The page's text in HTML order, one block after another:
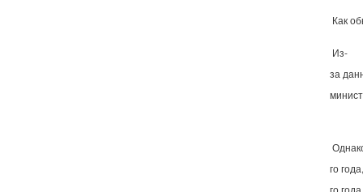
Как
Из-
за
гогода,